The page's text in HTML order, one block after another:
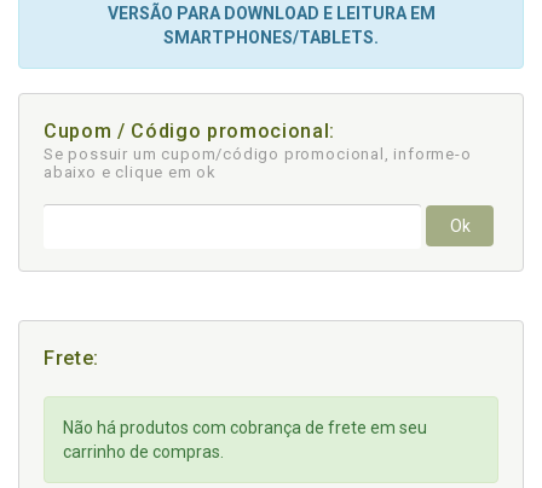
VERSÃO PARA DOWNLOAD E LEITURA EM
SMARTPHONES/TABLETS.
Cupom / Código promocional:
Se possuir um cupom/código promocional, informe-o
abaixo e clique em ok
Ok
Frete:
Não há produtos com cobrança de frete em seu
carrinho de compras.